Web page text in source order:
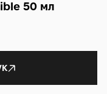
50 мл